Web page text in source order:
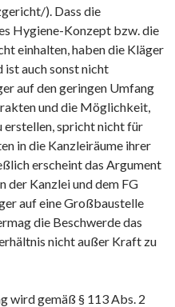
). Dass die
Hygiene-Konzept bzw. die
einhalten, haben die Kläger
auch sonst nicht
auf den geringen Umfang
und die Möglichkeit,
erstellen, spricht nicht für
in die Kanzleiräume ihrer
erscheint das Argument
der Kanzlei und dem FG
auf eine Großbaustelle
die Beschwerde das
nicht außer Kraft zu
wird gemäß § 113 Abs. 2